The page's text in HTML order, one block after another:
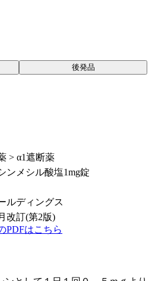
後発品
> α1遮断薬
ンメシル酸塩1mg錠
ルディングス
改訂(第2版)
PDFはこちら